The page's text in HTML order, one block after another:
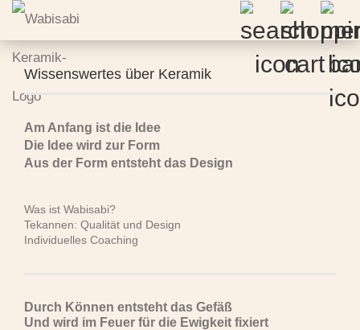
Wissenswertes über Keramik
Am Anfang ist die Idee
Die Idee wird zur Form
Aus der Form entsteht das Design
Was ist Wabisabi?
Tekannen: Qualität und Design
Individuelles Coaching
Durch Können entsteht das Gefäß
Und wird im Feuer für die Ewigkeit fixiert